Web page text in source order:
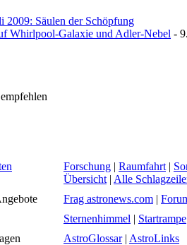
2009: Säulen der Schöpfung
Whirlpool-Galaxie und Adler-Nebel -
Forschung | Raumfahrt |
Übersicht | Alle
Frag astronews.com |
Sternenhimmel | Startrampe
AstroGlossar| AstroLinks